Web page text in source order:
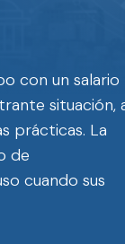
con un salario
situación,
prácticas. La
de
cuando sus